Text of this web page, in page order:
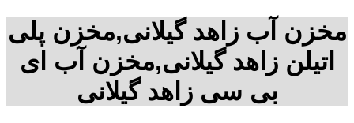
مخزن آب زاهد گیلانی,مخزن پلی
اتیلن زاهد گیلانی,مخزن آب ای
بی سی زاهد گیلانی